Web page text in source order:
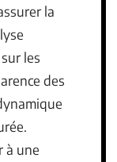
la
les
des
à une